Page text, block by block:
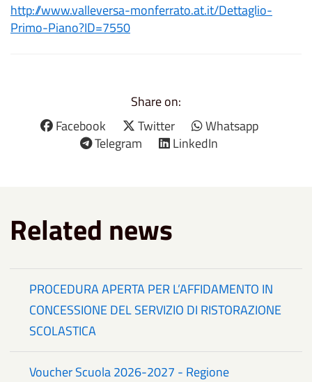
http://www.valleversa-monferrato.at.it/Dettaglio-
Primo-Piano?ID=7550
Share on:
Facebook
Twitter
Whatsapp
Telegram
LinkedIn
Related news
PROCEDURA APERTA PER L’AFFIDAMENTO IN
CONCESSIONE DEL SERVIZIO DI RISTORAZIONE
SCOLASTICA
Voucher Scuola 2026-2027 - Regione